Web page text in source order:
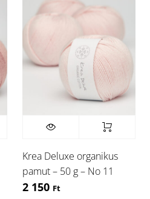
Krea Deluxe organikus
pamut – 50 g – No 11
2 150 Ft